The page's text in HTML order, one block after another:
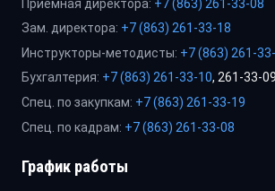
Приёмная директора: +7 (863) 261-33-08
Зам. директора: +7 (863) 261-33-18
Инструкторы-методисты: +7 (863) 261-
Бухгалтерия: +7 (863) 261-33-10, 261-33-09
Спец. по закупкам: +7 (863) 261-33-19
Спец. по кадрам: +7 (863) 261-33-08
График работы